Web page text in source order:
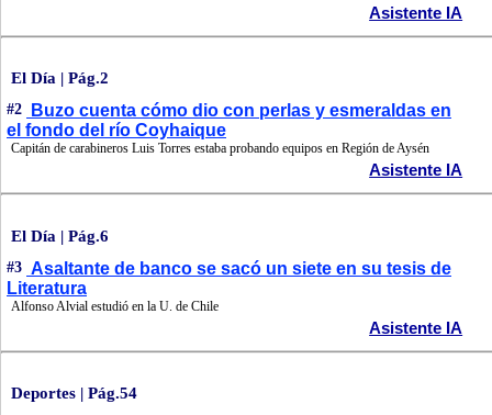
Asistente IA
El Día | Pág.2
#2
Buzo cuenta cómo dio con perlas y esmeraldas en
el fondo del río Coyhaique
Capitán de carabineros Luis Torres estaba probando equipos en Región de Aysén
Asistente IA
El Día | Pág.6
#3 Asaltante de banco se sacó un siete en su tesis de
Literatura
Alfonso Alvial estudió en la U. de Chile
Asistente IA
Deportes | Pág.54